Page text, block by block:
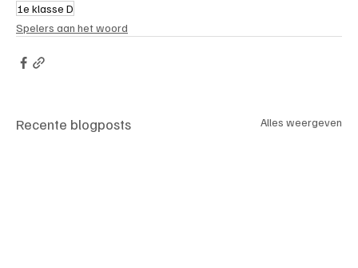
1e klasse D
Spelers aan het woord
Recente blogposts Alles weergeven